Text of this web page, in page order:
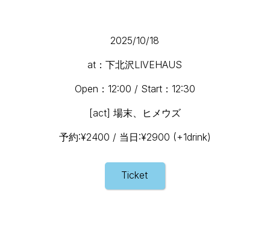
2025/10/18
at：下北沢LIVEHAUS
Open：12:00 / Start：12:30
[act] 場末、ヒメウズ
予約:¥2400 / 当日:¥2900 (+1drink)
Ticket